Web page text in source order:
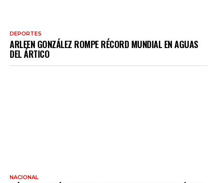
DEPORTES
ARLEEN GONZÁLEZ ROMPE RÉCORD MUNDIAL EN AGUAS
DEL ÁRTICO
NACIONAL